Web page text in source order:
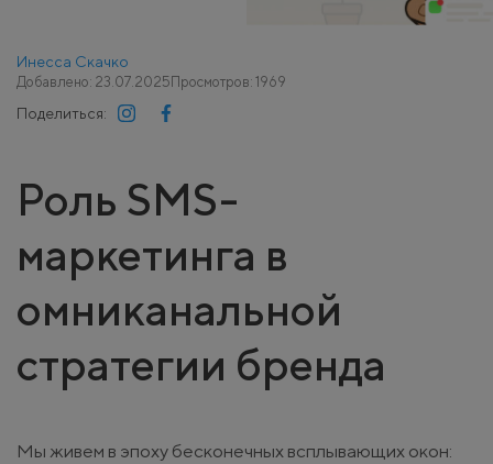
Инесса Скачко
Добавлено: 23.07.2025 Просмотров: 1969
Поделиться:
Роль SMS-
маркетинга в
омниканальной
стратегии бренда
Мы живем в эпоху бесконечных всплывающих окон: